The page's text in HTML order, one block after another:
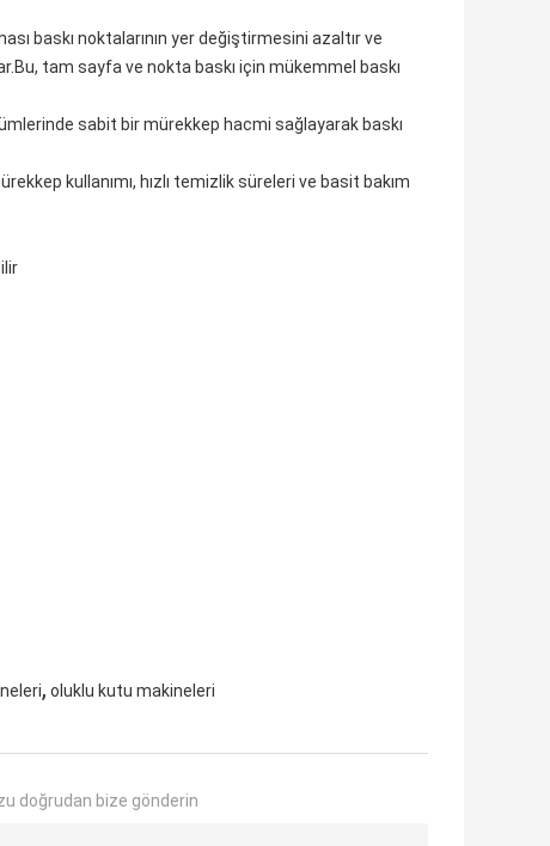
baskı noktalarının yer değiştirmesini azaltır ve
tam sayfa ve nokta baskı için mükemmel baskı
sabit bir mürekkep hacmi sağlayarak baskı
kullanımı, hızlı temizlik süreleri ve basit bakım
, oluklu kutu makineleri
doğrudan bize gönderin